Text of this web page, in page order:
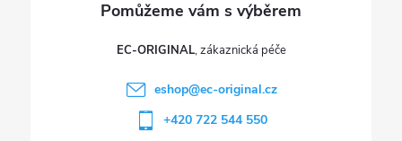
EC-ORIGINAL
eshop@ec-original.cz
+420 722 544 550